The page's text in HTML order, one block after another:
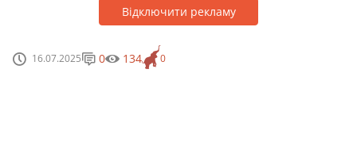
Відключити рекламу
16.07.2025 0
0 134